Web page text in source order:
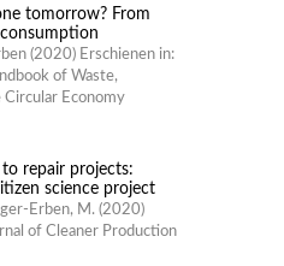
tomorrow? From
(2020) Erschienen in:
of Waste,
Circular Economy
repair projects:
science project
Erben, M. (2020)
of Cleaner Production